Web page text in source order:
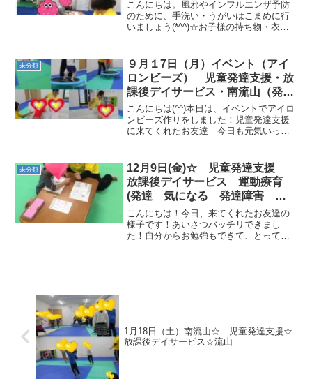
害 ＬＤ ＡＤＨＤ アスペルガ
ー症候群
こんにちは。風邪やインフルエンザ予防
のために、手洗い・うがいはこまめに行
いましょう(*^^)☆お子様の持ち物・衣
です！ロケットペンギン体操・柔軟体
操・動物変身を行いまし...
未分類
９月１7日（月）イベント（アイ
ロンビーズ） 児童発達支援・放
課後デイサービス・南流山（発達
障害・ADHD・自閉症・姿勢が悪
い・体幹・粗大運動）
こんにちは(^^)本日は、イベントでアイロ
ンビーズ作りをしました！児童発達支援
に来てくれたお友達 今日も元気いっぱ
＾）☆パイナポー体操・柔軟体操・動物
変身を行いました(*...
未分類
12月9日(金)☆ 児童発達支援
放課後デイサービス 運動療育
(発達 気になる 発達障害
ADHD 自閉症スペクトラム 知
的障害)
こんにちは！今日、来てくれたお友達の
様子です！あいさつバッチリできまし
た！自分からお勉強もできて、とっても
1月18日（土）南流山☆ 児童発達支援☆
放課後デイサービス☆流山